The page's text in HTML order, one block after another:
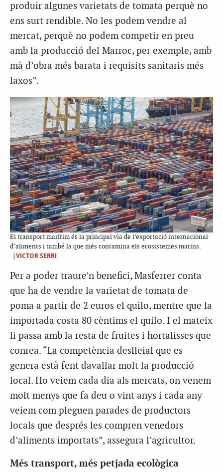
produir algunes varietats de tomata perquè no
ens surt rendible. No les podem vendre al
mercat, perquè no podem competir en preu
amb la producció del Marroc, per exemple, amb
mà d’obra més barata i requisits sanitaris més
laxos”.
El transport marítim és la principal via de l’exportació internacional
d’aliments i també la que més contamina els ecosistemes marins.
|VICTOR SERRI
Per a poder traure’n benefici, Masferrer conta
que ha de vendre la varietat de tomata de
poma a partir de 2 euros el quilo, mentre que la
importada costa 80 cèntims el quilo. I el mateix
li passa amb la resta de fruites i hortalisses que
conrea. “La competència deslleial que es
genera està fent davallar molt la producció
local. Ho veiem cada dia als mercats, on venem
molt menys que fa deu o vint anys i cada any
veiem com pleguen parades de productors
locals que després les compren venedors
d’aliments importats”, assegura l’agricultor.
Més transport, més petjada ecològica